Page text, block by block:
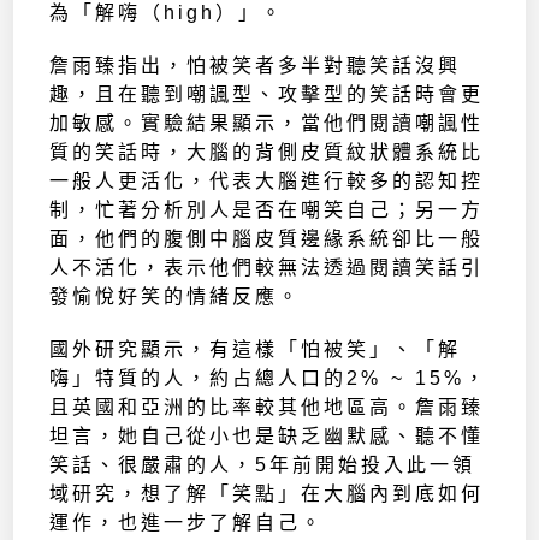
為「解嗨（high）」。
詹雨臻指出，怕被笑者多半對聽笑話沒興
趣，且在聽到嘲諷型、攻擊型的笑話時會更
加敏感。實驗結果顯示，當他們閱讀嘲諷性
質的笑話時，大腦的背側皮質紋狀體系統比
一般人更活化，代表大腦進行較多的認知控
制，忙著分析別人是否在嘲笑自己；另一方
面，他們的腹側中腦皮質邊緣系統卻比一般
人不活化，表示他們較無法透過閱讀笑話引
發愉悅好笑的情緒反應。
國外研究顯示，有這樣「怕被笑」、「解
嗨」特質的人，約占總人口的2% ~ 15%，
且英國和亞洲的比率較其他地區高。詹雨臻
坦言，她自己從小也是缺乏幽默感、聽不懂
笑話、很嚴肅的人，5年前開始投入此一領
域研究，想了解「笑點」在大腦內到底如何
運作，也進一步了解自己。